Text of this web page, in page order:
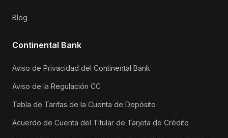
Blog
Continental Bank
Aviso de Privacidad del Continental Bank
Aviso de la Regulación CC
Tabla de Tarifas de la Cuenta de Depósito
Acuerdo de Cuenta del Titular de Tarjeta de Crédito